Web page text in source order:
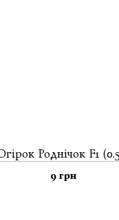
Роднічок F1
9 грн